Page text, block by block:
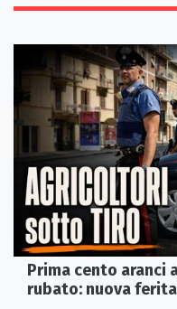
Prima cento
rubato: nuova